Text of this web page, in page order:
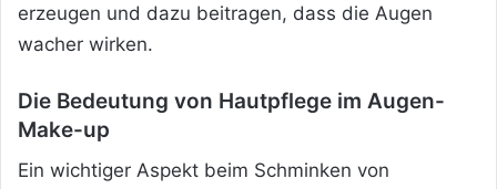
erzeugen und dazu beitragen, dass die Augen
wacher wirken.
Die Bedeutung von Hautpflege im Augen-
Make-up
Ein wichtiger Aspekt beim Schminken von